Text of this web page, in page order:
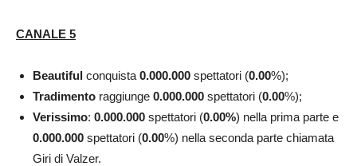
CANALE 5
Beautiful conquista 0.000.000 spettatori (0.00%);
Tradimento raggiunge 0.000.000 spettatori (0.00%);
Verissimo: 0.000.000 spettatori (0.00%) nella prima parte e
0.000.000 spettatori (0.00%) nella seconda parte chiamata
Giri di Valzer.